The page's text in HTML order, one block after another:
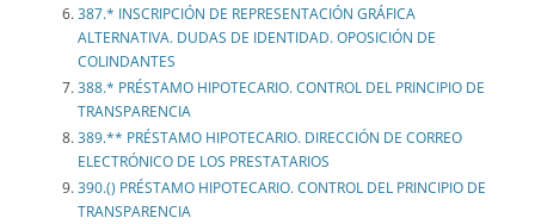
387.* INSCRIPCIÓN DE REPRESENTACIÓN GRÁFICA
ALTERNATIVA. DUDAS DE IDENTIDAD. OPOSICIÓN DE
COLINDANTES
388.* PRÉSTAMO HIPOTECARIO. CONTROL DEL PRINCIPIO DE
TRANSPARENCIA
389.** PRÉSTAMO HIPOTECARIO. DIRECCIÓN DE CORREO
ELECTRÓNICO DE LOS PRESTATARIOS
390.() PRÉSTAMO HIPOTECARIO. CONTROL DEL PRINCIPIO DE
TRANSPARENCIA